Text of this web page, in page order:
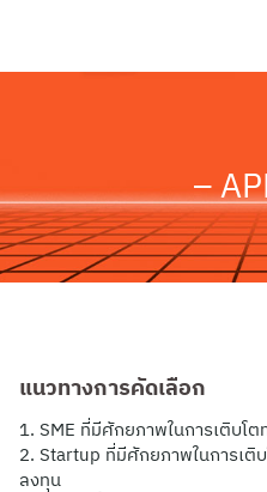
content
–
แนวทางการคัดเลือก
1. SME ที่มีศักยภาพในการเติบโต
2. Startup ที่มีศักยภาพในการเติ
ลงทุน